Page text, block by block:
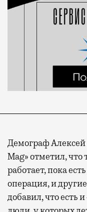
Демограф
Mag» отметил, что
работает, пока
операция, и
добавил, что есть